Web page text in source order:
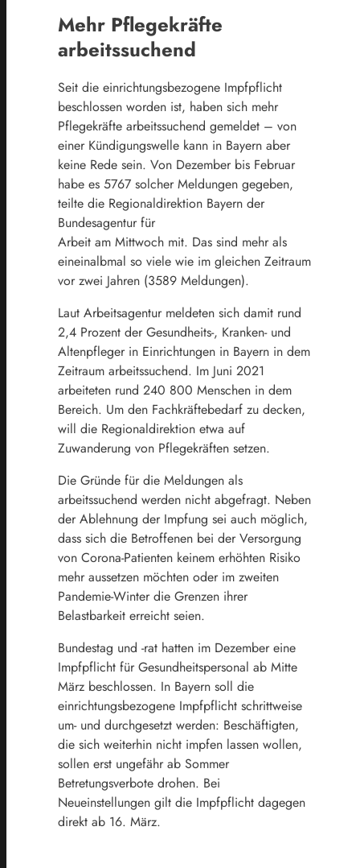
Mehr Pflegekräfte
arbeitssuchend
Seit die einrichtungsbezogene Impfpflicht
beschlossen worden ist, haben sich mehr
Pflegekräfte arbeitssuchend gemeldet – von
einer Kündigungswelle kann in Bayern aber
keine Rede sein. Von Dezember bis Februar
habe es 5767 solcher Meldungen gegeben,
teilte die Regionaldirektion Bayern der
Bundesagentur für
Arbeit am Mittwoch mit. Das sind mehr als
eineinalbmal so viele wie im gleichen Zeitraum
vor zwei Jahren (3589 Meldungen).
Laut Arbeitsagentur meldeten sich damit rund
2,4 Prozent der Gesundheits-, Kranken- und
Altenpfleger in Einrichtungen in Bayern in dem
Zeitraum arbeitssuchend. Im Juni 2021
arbeiteten rund 240 800 Menschen in dem
Bereich. Um den Fachkräftebedarf zu decken,
will die Regionaldirektion etwa auf
Zuwanderung von Pflegekräften setzen.
Die Gründe für die Meldungen als
arbeitssuchend werden nicht abgefragt. Neben
der Ablehnung der Impfung sei auch möglich,
dass sich die Betroffenen bei der Versorgung
von Corona-Patienten keinem erhöhten Risiko
mehr aussetzen möchten oder im zweiten
Pandemie-Winter die Grenzen ihrer
Belastbarkeit erreicht seien.
Bundestag und -rat hatten im Dezember eine
Impfpflicht für Gesundheitspersonal ab Mitte
März beschlossen. In Bayern soll die
einrichtungsbezogene Impfpflicht schrittweise
um- und durchgesetzt werden: Beschäftigten,
die sich weiterhin nicht impfen lassen wollen,
sollen erst ungefähr ab Sommer
Betretungsverbote drohen. Bei
Neueinstellungen gilt die Impfpflicht dagegen
direkt ab 16. März.